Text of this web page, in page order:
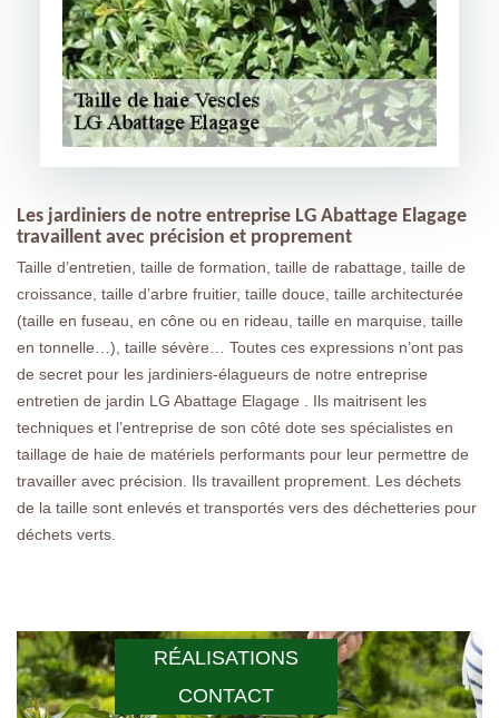
RÉALISATIONS
CONTACT
Les jardiniers de notre entreprise LG Abattage Elagage
travaillent avec précision et proprement
Taille d’entretien, taille de formation, taille de rabattage, taille de
croissance, taille d’arbre fruitier, taille douce, taille architecturée
(taille en fuseau, en cône ou en rideau, taille en marquise, taille
en tonnelle…), taille sévère… Toutes ces expressions n’ont pas
de secret pour les jardiniers-élagueurs de notre entreprise
entretien de jardin LG Abattage Elagage . Ils maitrisent les
techniques et l’entreprise de son côté dote ses spécialistes en
taillage de haie de matériels performants pour leur permettre de
travailler avec précision. Ils travaillent proprement. Les déchets
de la taille sont enlevés et transportés vers des déchetteries pour
déchets verts.